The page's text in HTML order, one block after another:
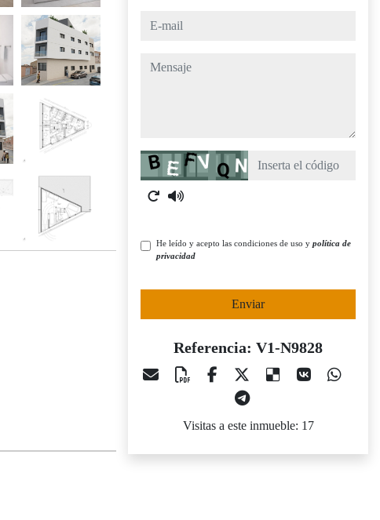
e-mail
mensaje
Captcha
He leído y acepto las condiciones de uso y política de
privacidad
Enviar
Referencia: V1-N9828
Visitas a este inmueble: 17